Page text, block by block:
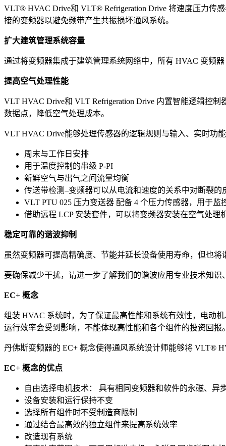
VLT® HVAC Drive和 VLT® Refrigeration Drive 将速度压力传
接的变频器以避免频带产生共振损坏通风系统。
扩大建筑管理系统容量
通过将变频器集成于建筑管理系统网络中，所有 HVAC 变频
提高空气处理性能
VLT HVAC Drive和 VLT Refrigeration Drive 内置智能逻辑控
数据点，降低空气处理成本。
VLT HVAC Drive能够处理传感器的逻辑规则与输入、实时功
周末与工作日安排
用于温度控制的串级 P-PI
新鲜空气与出气之间流量均衡
传送带检测–变频器可以从电流和速度的关系中对断裂
VLT PTU 025 压力变送器 配备 4 个压力传感器，用于
借助远程 LCP 安装套件，可以将变频器安装在空气处
稳定可靠的谐波抑制
虽然变频器可提高精确度、节能并延长设备使用寿命，但也
要确保减少干扰，请进一步了解我们的谐波应用专业技术知
EC+ 概念
组装 HVAC 系统时，为了保证最高性能和系统有效性，电动
运行效率会受到影响，不能体现高性能和各个组件的投资回报
丹佛斯变频器的 EC+ 概念使得通风系统设计师能够将 VLT®
EC+ 概念的优点
自由选择电机技术： 具有相同变频器和软件的永磁、异
设备安装和运行保持不变
选择所有组件时不受制造商限制
通过结合最高效的独立组件来提高系统效率
改造现有系统